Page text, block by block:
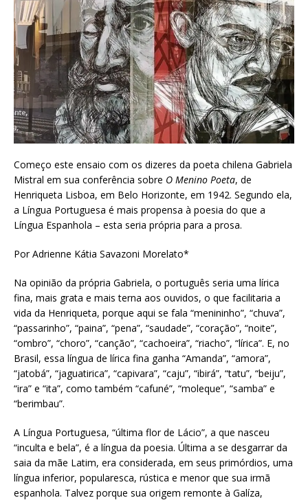
Começo este ensaio com os dizeres da poeta chilena Gabriela
Mistral em sua conferência sobre O Menino Poeta, de
Henriqueta Lisboa, em Belo Horizonte, em 1942. Segundo ela,
a Língua Portuguesa é mais propensa à poesia do que a
Língua Espanhola – esta seria própria para a prosa.
Por Adrienne Kátia Savazoni Morelato*
Na opinião da própria Gabriela, o português seria uma lírica
fina, mais grata e mais terna aos ouvidos, o que facilitaria a
vida da Henriqueta, porque aqui se fala “menininho”, “chuva”,
“passarinho”, “paina”, “pena”, “saudade”, “coração”, “noite”,
“ombro”, “choro”, “canção”, “cachoeira”, “riacho”, “lírica”. E, no
Brasil, essa língua de lírica fina ganha “Amanda”, “amora”,
“jatobá”, “jaguatirica”, “capivara”, “caju”, “ibirá”, “tatu”, “beiju”,
“ira” e “ita”, como também “cafuné”, “moleque”, “samba” e
“berimbau”.
A Língua Portuguesa, “última flor de Lácio”, a que nasceu
“inculta e bela”, é a língua da poesia. Última a se desgarrar da
saia da mãe Latim, era considerada, em seus primórdios, uma
língua inferior, popularesca, rústica e menor que sua irmã
espanhola. Talvez porque sua origem remonte à Galíza,